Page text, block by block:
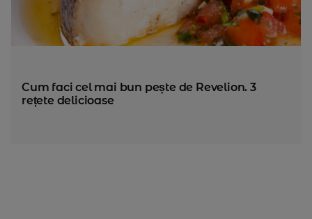
Cum faci cel mai bun pește de Revelion. 3
rețete delicioase